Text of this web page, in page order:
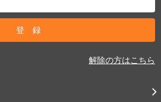
解除の方はこちら